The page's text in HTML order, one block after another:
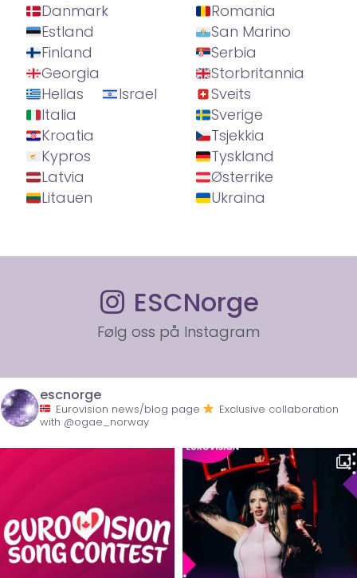
Danmark
Estland
Finland
Georgia
Hellas
Israel
Italia
Kroatia
Kypros
Latvia
Litauen
Romania
San Marino
Serbia
Storbritannia
Sveits
Sverige
Tsjekkia
Tyskland
Østerrike
Ukraina
ESCNorge
Følg oss på Instagram
escnorge
Eurovision news/blog page
Exclusive collaboration
with @ogae_norway